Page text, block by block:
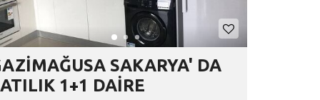
SAKARYA' DA
1+1 DAİRE